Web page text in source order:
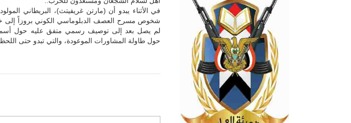
في الأثناء يبدو أن (مارتن غريفيتث)، البريطاني
شخوص مسرح العصف الدبلوماسي الكوني بروزاً إلى
لم يصل بعد إلى توصيف رسمي متفق عليه حول
حول طاولة المشاورات الموعودة، والتي تبدو حتى